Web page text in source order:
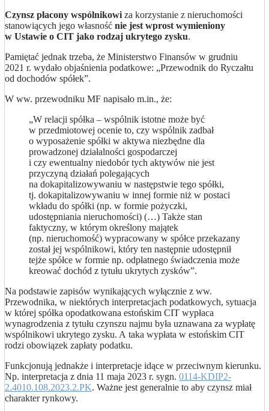
Czynsz płacony wspólnikowiza korzystanie z nieruchomości
stanowiących jego własność nie jest wprost wymieniony
w Ustawie o CIT jako rodzaj ukrytego zysku.
Pamiętać jednak trzeba, że Ministerstwo Finansów w grudniu
2021 r. wydało objaśnienia podatkowe: „Przewodnik do Ryczałtu
od dochodów spółek”.
W ww. przewodniku MF napisało m.in., że:
„W relacji spółka – wspólnik istotne może być
w przedmiotowej ocenie to, czy wspólnik zadbał
o wyposażenie spółki w aktywa niezbędne dla
prowadzonej działalności gospodarczej
i czy ewentualny niedobór tych aktywów nie jest
przyczyną działań polegających
na dokapitalizowywaniu w następstwie tego spółki,
tj. dokapitalizowywaniu w innej formie niż w postaci
wkładu do spółki (np. w formie pożyczki,
udostępniania nieruchomości) (…) Także stan
faktyczny, w którym określony majątek
(np. nieruchomość) wypracowany w spółce przekazany
został jej wspólnikowi, który ten następnie udostępnił
tejże spółce w formie np. odpłatnego świadczenia może
kreować dochód z tytułu ukrytych zysków”.
Na podstawie zapisów wynikających wyłącznie z ww.
Przewodnika, w niektórych interpretacjach podatkowych, sytuacja
w której spółka opodatkowana estońskim CIT wypłaca
wynagrodzenia z tytułu czynszu najmu była uznawana za wypłatę
wspólnikowi ukrytego zysku. A taka wypłata w estońskim CIT
rodzi obowiązek zapłaty podatku.
Funkcjonują jednakże i interpretacje idące w przeciwnym kierunku.
Np. interpretacja z dnia 11 maja 2023 r. sygn. 0114-KDIP2-
2.4010.108.2023.2.PK. Ważne jest generalnie to aby czynsz miał
charakter rynkowy.